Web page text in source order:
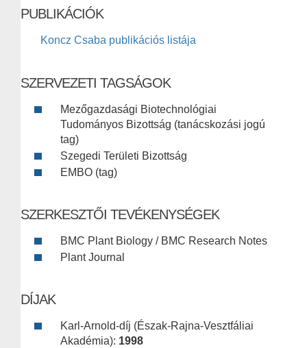
PUBLIKÁCIÓK
Koncz Csaba publikációs listája
SZERVEZETI TAGSÁGOK
Mezőgazdasági Biotechnológiai
Tudományos Bizottság (tanácskozási jogú
tag)
Szegedi Területi Bizottság
EMBO (tag)
SZERKESZTŐI TEVÉKENYSÉGEK
BMC Plant Biology / BMC Research Notes
Plant Journal
DÍJAK
Karl-Arnold-díj (Észak-Rajna-Vesztfáliai
Akadémia): 1998